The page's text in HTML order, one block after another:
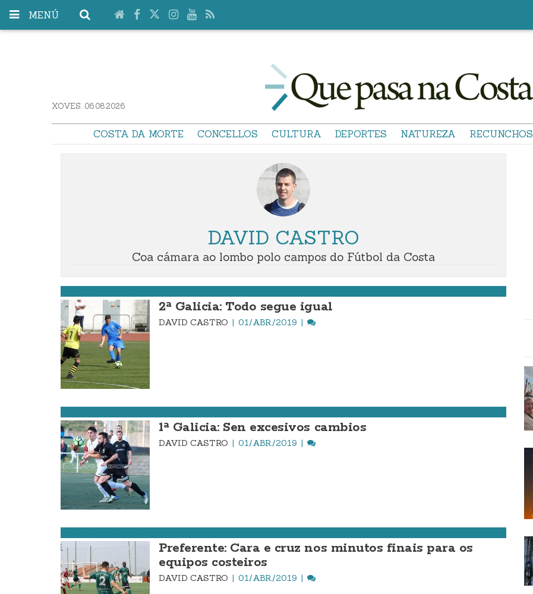
MENÚ
XOVES. 06.08.2026
COSTA DA MORTE CONCELLOS CULTURA DEPORTES NATUREZA RECUNCHOS
DAVID CASTRO
Coa cámara ao lombo polo campos do Fútbol da Costa
2ª Galicia: Todo segue igual
DAVID CASTRO 01/ABR./2019
1ª Galicia: Sen excesivos cambios
DAVID CASTRO 01/ABR./2019
Preferente: Cara e cruz nos minutos finais para os
equipos costeiros
DAVID CASTRO 01/ABR./2019